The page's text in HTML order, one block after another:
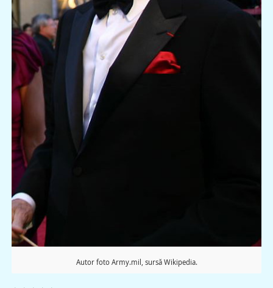
Autor foto Army.mil, sursă Wikipedia.